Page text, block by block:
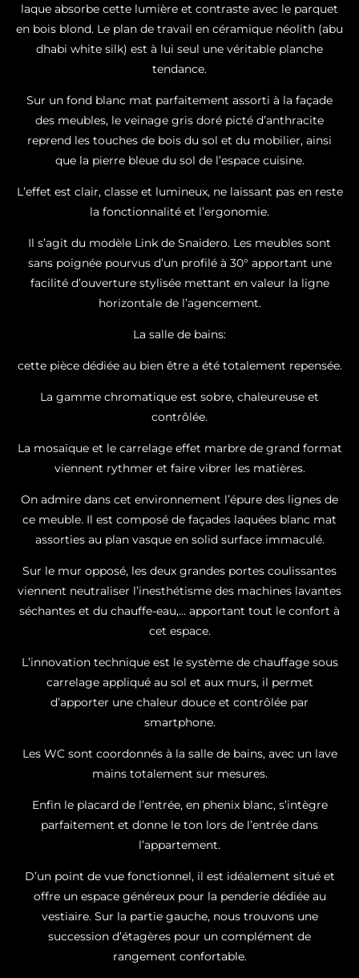
laque absorbe cette lumière et contraste avec le parquet
en bois blond. Le plan de travail en céramique néolith (abu
dhabi white silk) est à lui seul une véritable planche
tendance.
Sur un fond blanc mat parfaitement assorti à la façade
des meubles, le veinage gris doré picté d’anthracite
reprend les touches de bois du sol et du mobilier, ainsi
que la pierre bleue du sol de l’espace cuisine.
L’effet est clair, classe et lumineux, ne laissant pas en reste
la fonctionnalité et l’ergonomie.
Il s’agit du modèle Link de Snaidero. Les meubles sont
sans poignée pourvus d’un profilé à 30° apportant une
facilité d’ouverture stylisée mettant en valeur la ligne
horizontale de l’agencement.
La salle de bains:
cette pièce dédiée au bien être a été totalement repensée.
La gamme chromatique est sobre, chaleureuse et
contrôlée.
La mosaïque et le carrelage effet marbre de grand format
viennent rythmer et faire vibrer les matières.
On admire dans cet environnement l’épure des lignes de
ce meuble. Il est composé de façades laquées blanc mat
assorties au plan vasque en solid surface immaculé.
Sur le mur opposé, les deux grandes portes coulissantes
viennent neutraliser l’inesthétisme des machines lavantes
séchantes et du chauffe-eau,… apportant tout le confort à
cet espace.
L’innovation technique est le système de chauffage sous
carrelage appliqué au sol et aux murs, il permet
d’apporter une chaleur douce et contrôlée par
smartphone.
Les WC sont coordonnés à la salle de bains, avec un lave
mains totalement sur mesures.
Enfin le placard de l’entrée, en phenix blanc, s’intègre
parfaitement et donne le ton lors de l’entrée dans
l’appartement.
D’un point de vue fonctionnel, il est idéalement situé et
offre un espace généreux pour la penderie dédiée au
vestiaire. Sur la partie gauche, nous trouvons une
succession d’étagères pour un complément de
rangement confortable.